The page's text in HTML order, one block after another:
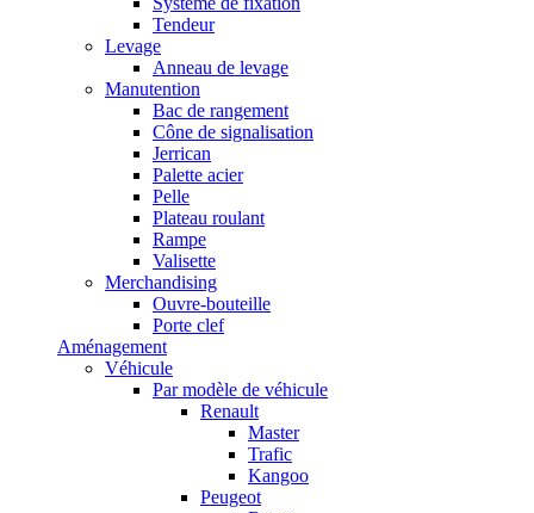
Tendeur
Levage
Anneau de levage
Manutention
Bac de rangement
Cône de signalisation
Jerrican
Palette acier
Pelle
Plateau roulant
Rampe
Valisette
Merchandising
Ouvre-bouteille
Porte clef
Aménagement
Véhicule
Par modèle de véhicule
Renault
Master
Trafic
Kangoo
Peugeot